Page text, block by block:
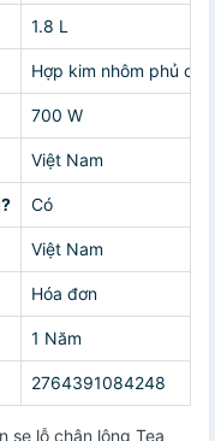
1.8 L
Hợp kim nhôm phủ
700 W
Việt Nam
Có
Việt Nam
Hóa đơn
1 Năm
2764391084248
se lỗ chân lông Tea